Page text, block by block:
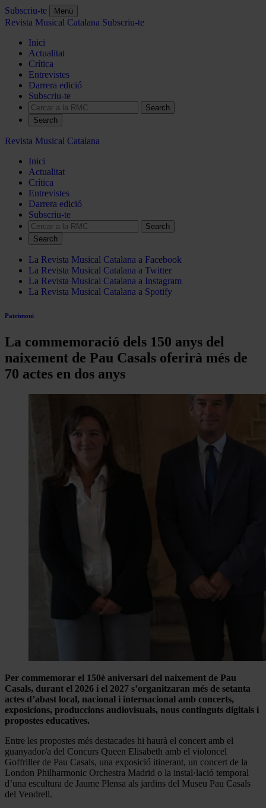
Subscriu-te Menú
Revista Musical Catalana Subscriu-te
Inici
Actualitat
Crítica
Entrevistes
Darrera edició
Subscriu-te
Search
Revista Musical Catalana
Inici
Actualitat
Crítica
Entrevistes
Darrera edició
Subscriu-te
Search
La Revista Musical Catalana a Facebook
La Revista Musical Catalana a Twitter
La Revista Musical Catalana a Instagram
La Revista Musical Catalana a Spotify
Patrimoni
La commemoració dels 150 anys del
naixement de Pau Casals oferirà més de
70 actes en dos anys
Per commemorar el 150è aniversari del naixement de Pau
Casals, durant el 2026 i el 2027 s’organitzaran més de setanta
actes d’abast local, nacional i internacional amb concerts,
exposicions, produccions audiovisuals, nous continguts digitals i
propostes educatives.
Entre les propostes més destacades hi haurà el concert amb el
guanyador/a del Concurs Queen Elisabeth amb el violoncel
Goffriller de Pau Casals, una exposició itinerant, un concert de la
London Philharmonic Orchestra Madrid o la instal·lació temporal
d’una escultura de Jaume Plensa als jardins del Museu Pau Casals
del Vendrell.